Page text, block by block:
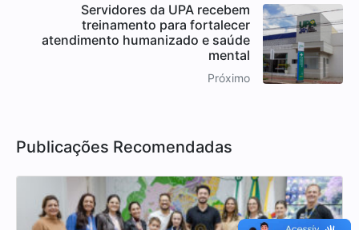
Servidores da UPA recebem
treinamento para fortalecer
atendimento humanizado e saúde
mental
Próximo
Publicações Recomendadas